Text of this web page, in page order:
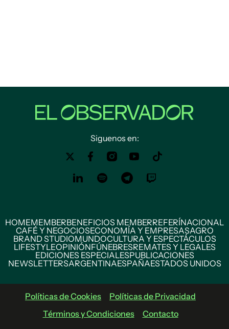
Siguenos en:
HOMEMEMBERBENEFICIOS MEMBERREFERÍNACIONAL
CAFÉ Y NEGOCIOSECONOMÍA Y EMPRESASAGRO
BRAND STUDIOMUNDOCULTURA Y ESPECTÁCULOS
LIFESTYLEOPINIÓNFÚNEBRESREMATES Y LEGALES
EDICIONES ESPECIALESPUBLICACIONES
NEWSLETTERSARGENTINAESPAÑAESTADOS UNIDOS
Políticas de Cookies
Políticas de Privacidad
Términos y Condiciones
Contacto